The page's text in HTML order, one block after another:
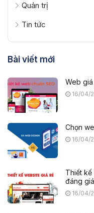
Quản trị
Tin tức
Bài viết mới
Web
16/04/
Chọn
16/04/
Thiết kế
đáng
16/04/